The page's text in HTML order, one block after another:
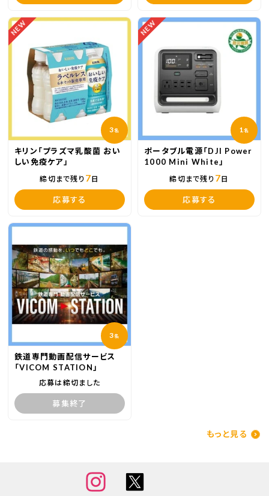
NEW
3名
キリン「プラズマ乳酸菌 おい
しい免疫ケア」
締切まで残り 7日
応募する
NEW
1名
ポータブル電源「DJI Power
1000 Mini White」
締切まで残り 7日
応募する
3名
鉄道専門動画配信サービス
「VICOM STATION」
応募は締切ました
募集終了
もっと見る